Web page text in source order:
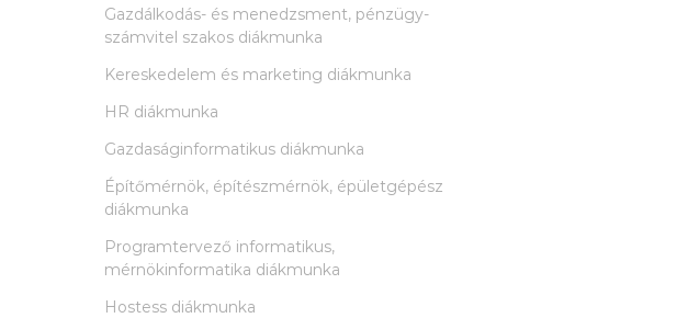
Gazdálkodás- és menedzsment, pénzügy-
számvitel szakos diákmunka
Kereskedelem és marketing diákmunka
HR diákmunka
Gazdaságinformatikus diákmunka
Építőmérnök, építészmérnök, épületgépész
diákmunka
Programtervező informatikus,
mérnökinformatika diákmunka
Hostess diákmunka